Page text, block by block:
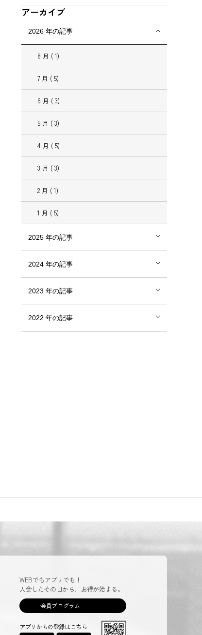
アーカイブ
2026年の記事
8 月 ( 1)
7 月 ( 5)
6 月 ( 3)
5 月 ( 3)
4 月 ( 5)
3 月 ( 3)
2 月 ( 1)
1 月 ( 5)
2025年の記事
2024年の記事
2023年の記事
2022年の記事
WEBでもアプリでも！
入会したその日から、お得が始まる。
会員プログラム
アプリからの登録はこちら